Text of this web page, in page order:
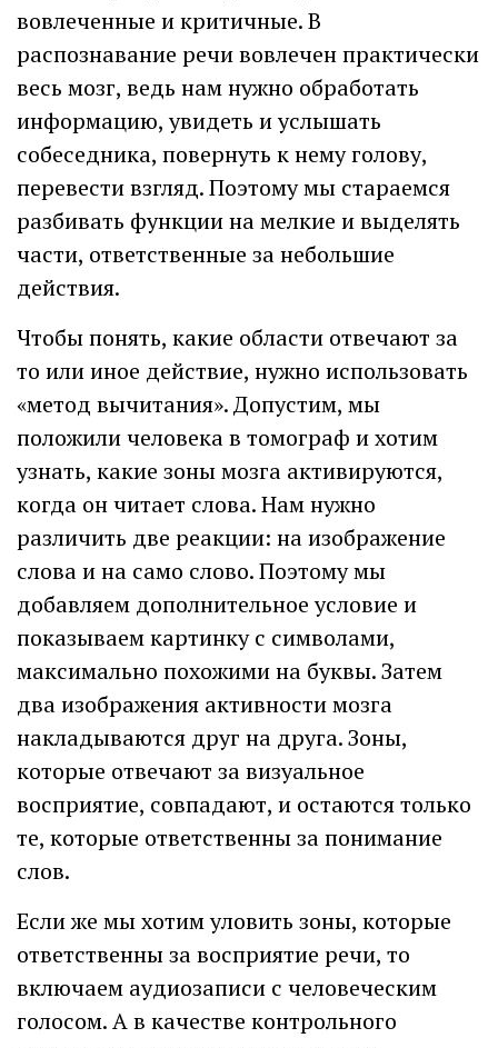
вовлеченные и критичные. В
распознавание речи вовлечен практически
весь мозг, ведь нам нужно обработать
информацию, увидеть и услышать
собеседника, повернуть к нему голову,
перевести взгляд. Поэтому мы стараемся
разбивать функции на мелкие и выделять
части, ответственные за небольшие
действия.
Чтобы понять, какие области отвечают за
то или иное действие, нужно использовать
«метод вычитания». Допустим, мы
положили человека в томограф и хотим
узнать, какие зоны мозга активируются,
когда он читает слова. Нам нужно
различить две реакции: на изображение
слова и на само слово. Поэтому мы
добавляем дополнительное условие и
показываем картинку с символами,
максимально похожими на буквы. Затем
два изображения активности мозга
накладываются друг на друга. Зоны,
которые отвечают за визуальное
восприятие, совпадают, и остаются только
те, которые ответственны за понимание
слов.
Если же мы хотим уловить зоны, которые
ответственны за восприятие речи, то
включаем аудио­записи с человеческим
голосом. А в качестве контрольного